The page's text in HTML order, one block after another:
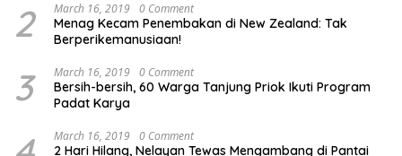
2 March 16, 2019 0 Comment
Menag Kecam Penembakan di New Zealand: Tak
Berperikemanusiaan!
3 March 16, 2019 0 Comment
Bersih-bersih, 60 Warga Tanjung Priok Ikuti Program
Padat Karya
March 16, 2019 0 Comment
2 Hari Hilang, Nelayan Tewas Mengambang di Pantai